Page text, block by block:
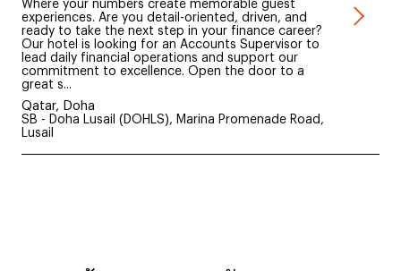
Where your numbers create memorable guest
experiences. Are you detail-oriented, driven, and
ready to take the next step in your finance career?
Our hotel is looking for an Accounts Supervisor to
lead daily financial operations and support our
commitment to excellence. Open the door to a
great s...
Qatar, Doha
SB - Doha Lusail (DOHLS), Marina Promenade Road,
Lusail